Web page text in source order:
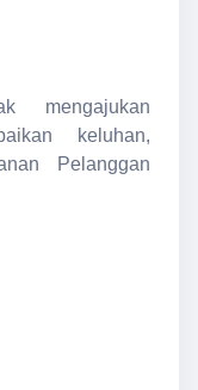
mengajukan
keluhan,
Pelanggan